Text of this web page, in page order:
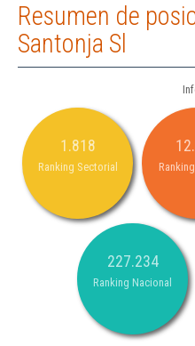
Resumen de
Santonja Sl
1.818
Ranking Sectorial
227.234
Ranking Nacional